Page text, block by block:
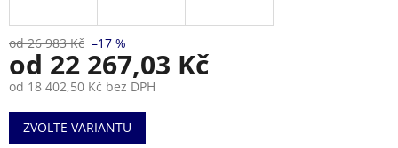
od 26 983 Kč –17 %
od 22 267,03 Kč
od 18 402,50 Kč bez DPH
Měrná
cena:
ZVOLTE VARIANTU